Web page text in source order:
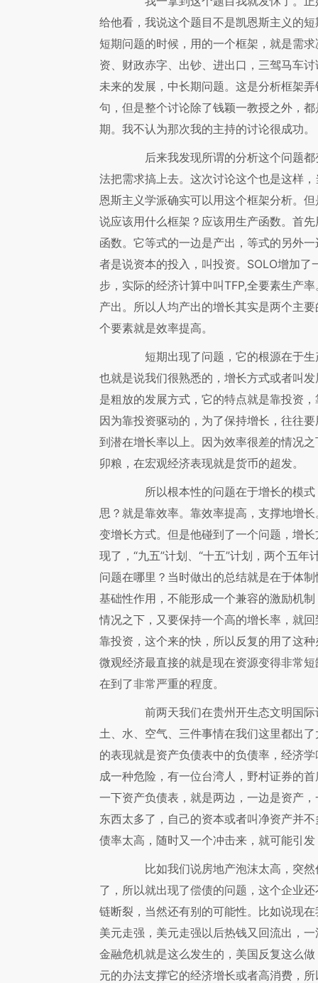
给他看，我说这个题目不是凯恩斯主义的
短期问题的时候，用的一个框架，就是需
资、财政赤字、出钞、进出口，三驾马车
未来的发展，中长期问题。这是分析框架
句，但是整个讨论除了钱颖一教授之外，
期。我不认为那次我的主持的讨论很成功。
后来我发现所谓的分析这个问题都
法把需求搞上去。这次讨论这个也是这样
恩斯主义学派确实可以用这个框架分析。
说应该用什么框架？应该用生产函数。首
函数。它等式的一边是产出，等式的另外
者是说资本的投入，叫投资。SOLO增加
步，实际的经济计算中叫TFP,全要素生产
产出。所以人均产出的增长其实是两个主
个要素就是效率提高。
短期出现了问题，它的根源在于生
也就是说我们很熟悉的，增长方式或者叫
是粗放的发展方式，它的特点就是靠投资
因为靠投资驱动的，为了保持增长，往往
到潜在增长率以上。因为效率很差的情况
卯粮，在宏观经济表现就是货币的超发。
所以根本性的问题在于增长的模式
思？就是靠效率。靠效率提高，支撑地增
变增长方式。但是他碰到了一个问题，增
现了，“九五”计划、“十五”计划，两个五
问题在哪里？当时做出的总结就是在于体
基础性作用，不能形成一个兼容的激励机
情况之下，又要保持一个高的增长率，就
靠投资，这个来的快，所以反复的用了这
微观经济最直接的就是现在资源变得非常
在到了非常严重的程度。
前两天我们在贵州开生态文明国际
土、水、空气、三件事情在我们这里都出
的表现就是资产负债表中的负债率，经济
成一种危险，有一位台湾人，野村证券的
一下资产负债表，就是两边，一边是资产
东西太多了，自己的资本或者叫净资产并
债率太高，随时又一个冲击来，就可能引
比如我们说房地产泡沫太高，突然
了，所以就出现了偿债的问题，这个企业
链断裂，当然还有别的可能性。比如说现
美元走强，美元走强以后热钱又回流出，
金融危机就是这么发生的，美国反复这么
元的办法支撑它的经济增长或者高消费，